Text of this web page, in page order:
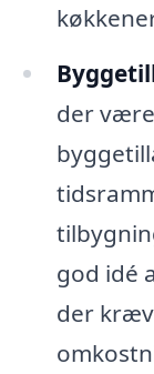
der
god idé
der